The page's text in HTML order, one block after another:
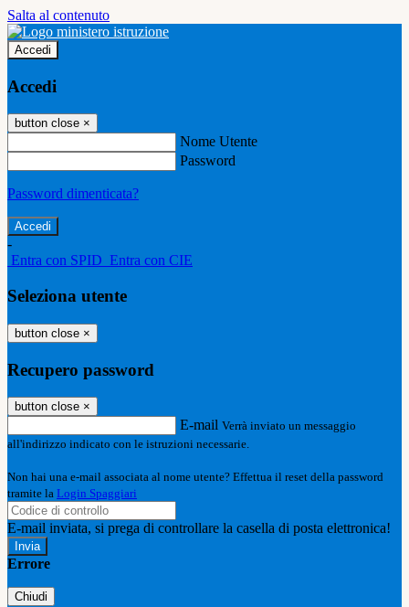
Salta al contenuto
Accedi
Accedi
button close ×
Nome Utente
Password
Password dimenticata?
-
Entra con SPID Entra con CIE
Seleziona utente
button close ×
Recupero password
button close ×
E-mail Verrà inviato un messaggio
all'indirizzo indicato con le istruzioni necessarie.
Non hai una e-mail associata al nome utente? Effettua il reset della password
tramite la Login Spaggiari
E-mail inviata, si prega di controllare la casella di posta elettronica!
Errore
Chiudi